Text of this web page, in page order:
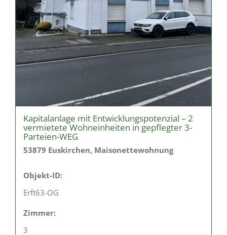
Kapitalanlage mit Entwicklungspotenzial – 2
vermietete Wohneinheiten in gepflegter 3-
Parteien-WEG
53879 Euskirchen, Maisonettewohnung
Objekt-ID:
Erft63-OG
Zimmer:
3